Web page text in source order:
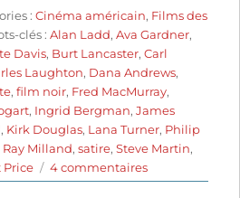
:Cinéma américain, Films des
clés :Alan Ladd,Ava Gardner,
Davis, Burt Lancaster,Carl
Laughton, Dana Andrews,
,film noir, Fred MacMurray,
, Ingrid Bergman,James
, Kirk Douglas, Lana Turner, Philip
Ray Milland,satire,Steve Martin,
Price 4 commentairessur
Les